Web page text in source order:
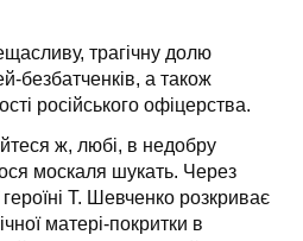
трагічну долю
безбатченків, а також
російського офіцерства.
ж, любі, в недобру
москаля шукать. Через
Т. Шевченко розкриває
матері-покритки в